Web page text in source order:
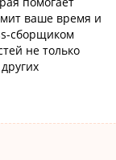
ваше время и
сборщиком
не только